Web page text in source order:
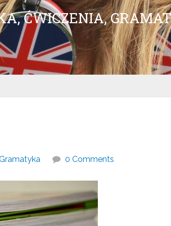
ĆWICZENIA,
0 Comments